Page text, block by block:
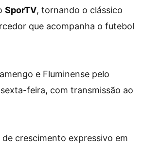
SporTV, tornando o clássico
que acompanha o futebol
e Fluminense pelo
feira, com transmissão ao
crescimento expressivo em